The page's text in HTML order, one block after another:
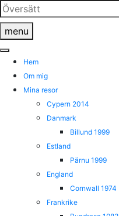
Skip
to
content
menu
Hem
Om mig
Mina resor
Cypern 2014
Danmark
Billund 1999
Estland
Pärnu 1999
England
Cornwall 1974
Frankrike